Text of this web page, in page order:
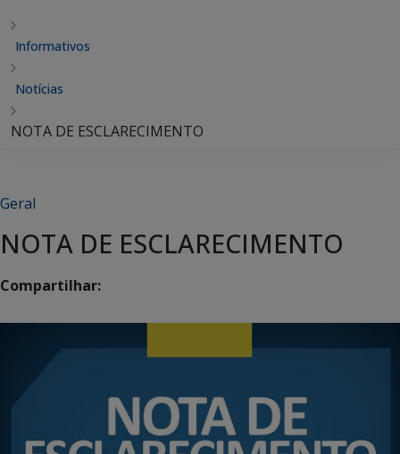
Informativos
Notícias
NOTA DE ESCLARECIMENTO
Geral
NOTA DE ESCLARECIMENTO
Compartilhar: